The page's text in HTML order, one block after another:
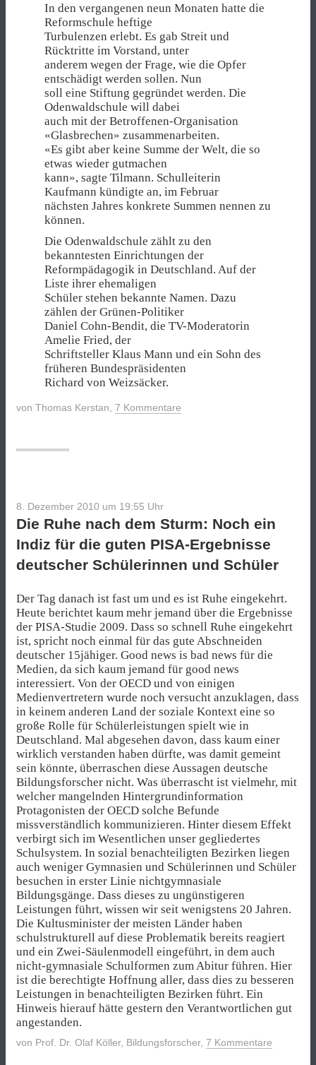
In den vergangenen neun Monaten hatte die
Reformschule heftige
Turbulenzen erlebt. Es gab Streit und
Rücktritte im Vorstand, unter
anderem wegen der Frage, wie die Opfer
entschädigt werden sollen. Nun
soll eine Stiftung gegründet werden. Die
Odenwaldschule will dabei
auch mit der Betroffenen-Organisation
«Glasbrechen» zusammenarbeiten.
«Es gibt aber keine Summe der Welt, die so
etwas wieder gutmachen
kann», sagte Tilmann. Schulleiterin
Kaufmann kündigte an, im Februar
nächsten Jahres konkrete Summen nennen zu
können.
Die Odenwaldschule zählt zu den
bekanntesten Einrichtungen der
Reformpädagogik in Deutschland. Auf der
Liste ihrer ehemaligen
Schüler stehen bekannte Namen. Dazu
zählen der Grünen-Politiker
Daniel Cohn-Bendit, die TV-Moderatorin
Amelie Fried, der
Schriftsteller Klaus Mann und ein Sohn des
früheren Bundespräsidenten
Richard von Weizsäcker.
von Thomas Kerstan 7 Kommentare
8. Dezember 2010 um 19:55 Uhr
Die Ruhe nach dem Sturm: Noch ein
Indiz für die guten PISA-Ergebnisse
deutscher Schülerinnen und Schüler
Der Tag danach ist fast um und es ist Ruhe eingekehrt.
Heute berichtet kaum mehr jemand über die Ergebnisse
der PISA-Studie 2009. Dass so schnell Ruhe eingekehrt
ist, spricht noch einmal für das gute Abschneiden
deutscher 15jähiger. Good news is bad news für die
Medien, da sich kaum jemand für good news
interessiert. Von der OECD und von einigen
Medienvertretern wurde noch versucht anzuklagen, dass
in keinem anderen Land der soziale Kontext eine so
große Rolle für Schülerleistungen spielt wie in
Deutschland. Mal abgesehen davon, dass kaum einer
wirklich verstanden haben dürfte, was damit gemeint
sein könnte, überraschen diese Aussagen deutsche
Bildungsforscher nicht. Was überrascht ist vielmehr, mit
welcher mangelnden Hintergrundinformation
Protagonisten der OECD solche Befunde
missverständlich kommunizieren. Hinter diesem Effekt
verbirgt sich im Wesentlichen unser gegliedertes
Schulsystem. In sozial benachteiligten Bezirken liegen
auch weniger Gymnasien und Schülerinnen und Schüler
besuchen in erster Linie nichtgymnasiale
Bildungsgänge. Dass dieses zu ungünstigeren
Leistungen führt, wissen wir seit wenigstens 20 Jahren.
Die Kultusminister der meisten Länder haben
schulstrukturell auf diese Problematik bereits reagiert
und ein Zwei-Säulenmodell eingeführt, in dem auch
nicht-gymnasiale Schulformen zum Abitur führen. Hier
ist die berechtigte Hoffnung aller, dass dies zu besseren
Leistungen in benachteiligten Bezirken führt. Ein
Hinweis hierauf hätte gestern den Verantwortlichen gut
angestanden.
von Prof. Dr. Olaf Köller, Bildungsforscher, 7 Kommentare